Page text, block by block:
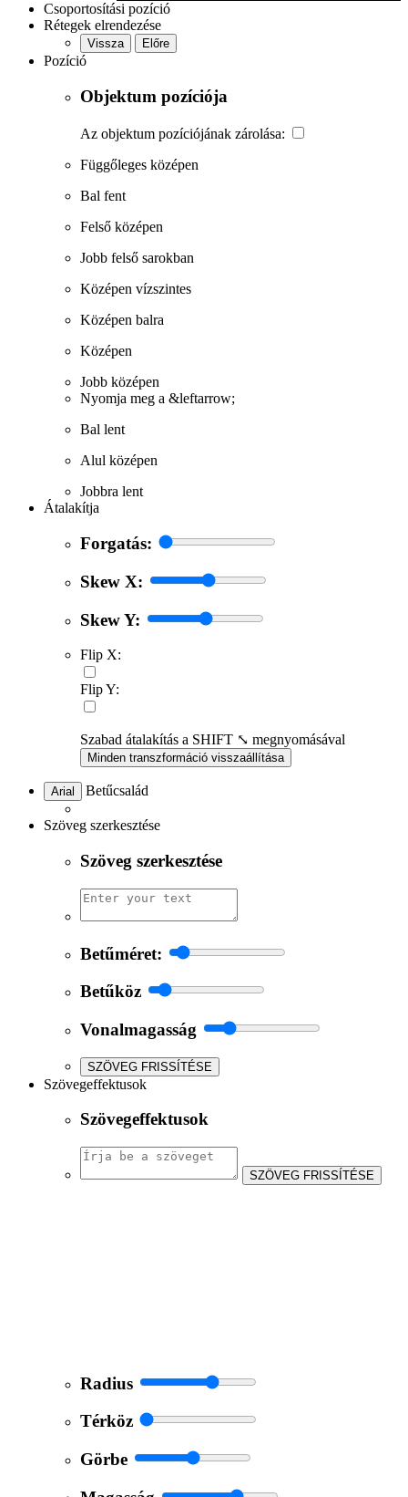
Csoportosítási pozíció
Rétegek elrendezése
Vissza Előre
Pozíció
Objektum pozíciója
Az objektum pozíciójának zárolása:
Függőleges középen
Bal fent
Felső középen
Jobb felső sarokban
Középen vízszintes
Középen balra
Középen
Jobb középen
Nyomja meg a &leftarrow;
Bal lent
Alul középen
Jobbra lent
Átalakítja
Forgatás:
Skew X:
Skew Y:
Flip X:
Flip Y:
Szabad átalakítás a SHIFT ⤡ megnyomásával
Minden transzformáció visszaállítása
Arial Betűcsalád
Szöveg szerkesztése
Szöveg szerkesztése
Betűméret:
Betűköz
Vonalmagasság
SZÖVEG FRISSÍTÉSE
Szövegeffektusok
Szövegeffektusok
SZÖVEG FRISSÍTÉSE
Radius
Térköz
Görbe